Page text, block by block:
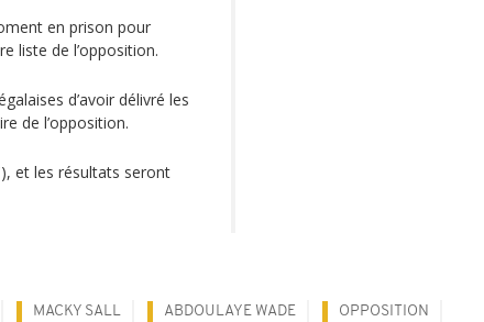
en prison pour
liste de l’opposition.
d’avoir délivré les
de l’opposition.
et les résultats seront
MACKY SALL ABDOULAYE WADE OPPOSITION